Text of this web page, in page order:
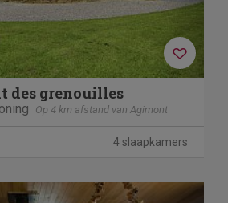
des grenouilles
Op 4 km afstand van Agimont
4 slaapkamers
Next